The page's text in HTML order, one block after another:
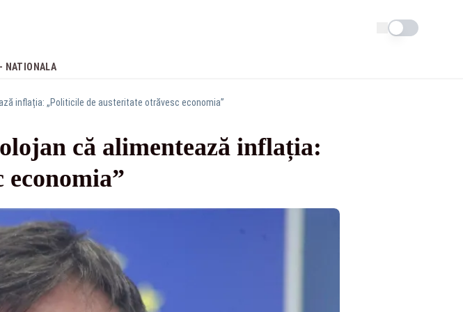
Schimba tema
NATIONALA
inflația: „Politicile de austeritate otrăvesc economia”
că alimentează inflația: